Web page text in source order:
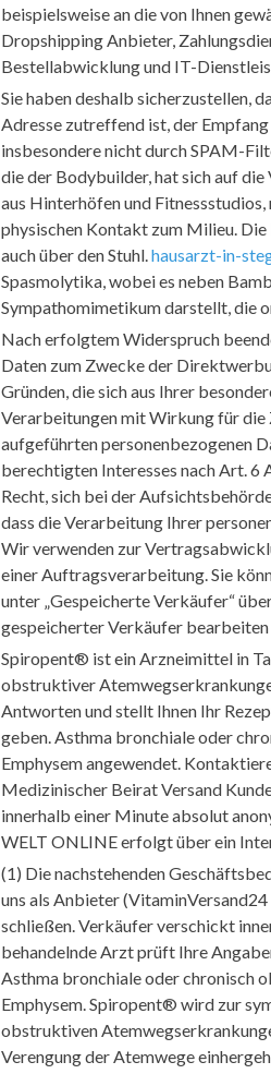
beispielsweise an die von Ihnen
Dropshipping Anbieter,
Bestellabwicklung und IT-
Sie haben deshalb sicherzustellen,
Adresse zutreffend ist, der
insbesondere nicht durch SPAM-
die der Bodybuilder, hat sich auf
aus Hinterhöfen und
physischen Kontakt zum Milieu.
auch über den Stuhl.hausarzt-in-
Spasmolytika, wobei es neben
Sympathomimetikum darstellt, die
Nach erfolgtem Widerspruch
Daten zum Zwecke der
Gründen, die sich aus Ihrer
Verarbeitungen mit Wirkung für die
aufgeführten personenbezogenen
berechtigten Interesses nach Art. 6
Recht, sich bei der
dass die Verarbeitung Ihrer
Wir verwenden zur
einer Auftragsverarbeitung. Sie
unter „Gespeicherte Verkäufer“
gespeicherter Verkäufer
Spiropent® ist ein Arzneimittel in
obstruktiver
Antworten und stellt Ihnen Ihr
geben. Asthma bronchiale oder
Emphysem angewendet.
Medizinischer Beirat Versand
innerhalb einer Minute absolut
WELT ONLINE erfolgt über ein
(1) Die nachstehenden
uns als Anbieter
schließen. Verkäufer verschickt
behandelnde Arzt prüft Ihre
Asthma bronchiale oder chronisch
Emphysem. Spiropent® wird zur
obstruktiven
Verengung der Atemwege